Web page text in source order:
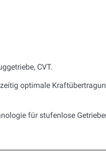
CVT.
optimale
für stufenlose